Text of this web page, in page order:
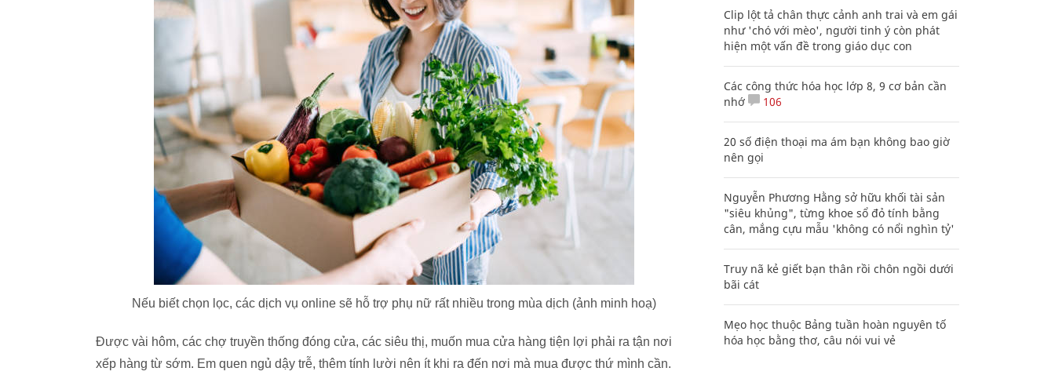
Nếu biết chọn lọc, các dịch vụ online sẽ hỗ trợ phụ nữ rất nhiều trong mùa dịch (ảnh minh hoạ)
Được vài hôm, các chợ truyền thống đóng cửa, các siêu thị, muốn mua cửa hàng tiện lợi phải ra tận nơi
xếp hàng từ sớm. Em quen ngủ dậy trễ, thêm tính lười nên ít khi ra đến nơi mà mua được thứ mình cần.
Clip lột tả chân thực cảnh anh trai và em gái
như 'chó với mèo', người tinh ý còn phát
hiện một vấn đề trong giáo dục con
Các công thức hóa học lớp 8, 9 cơ bản cần
nhớ
106
20 số điện thoại ma ám bạn không bao giờ
nên gọi
Nguyễn Phương Hằng sở hữu khối tài sản
"siêu khủng", từng khoe sổ đỏ tính bằng
cân, mắng cựu mẫu 'không có nổi nghìn tỷ'
Truy nã kẻ giết bạn thân rồi chôn ngồi dưới
bãi cát
Mẹo học thuộc Bảng tuần hoàn nguyên tố
hóa học bằng thơ, câu nói vui vẻ